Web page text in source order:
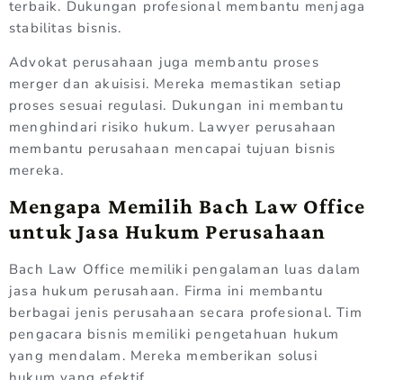
terbaik. Dukungan profesional membantu menjaga
stabilitas bisnis.
Advokat perusahaan juga membantu proses
merger dan akuisisi. Mereka memastikan setiap
proses sesuai regulasi. Dukungan ini membantu
menghindari risiko hukum. Lawyer perusahaan
membantu perusahaan mencapai tujuan bisnis
mereka.
Mengapa Memilih Bach Law Office
untuk Jasa Hukum Perusahaan
Bach Law Office memiliki pengalaman luas dalam
jasa hukum perusahaan. Firma ini membantu
berbagai jenis perusahaan secara profesional. Tim
pengacara bisnis memiliki pengetahuan hukum
yang mendalam. Mereka memberikan solusi